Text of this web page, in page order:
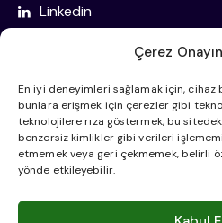
Çerez
En iyi deneyimleri sağlamak için,
bunlara erişmek için çerezler gibi
teknolojilere rıza göstermek, bu
benzersiz kimlikler gibi verileri
etmemek veya geri çekmemek, belirli
yönde etkileyebilir.
Linkedin
İletişim Bilgileri
Oba Mahallesi Eski Gazipaşa
07460 Alanya/Antalya
info@tunahantoksoz.com
+90 242 515 25 28